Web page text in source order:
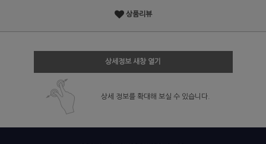
상품리뷰
상세정보 새창 열기
상세 정보를 확대해 보실 수 있습니다.